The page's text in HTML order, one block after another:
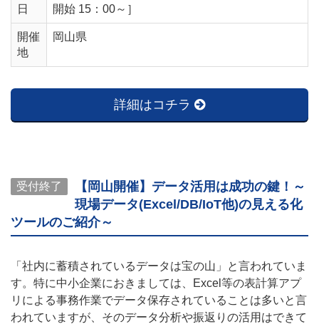
日
開始 15：00～］
開催
地
岡山県
詳細はコチラ
受付終了
【岡山開催】データ活用は成功の鍵！～
現場データ(Excel/DB/IoT他)の見える化
ツールのご紹介～
「社内に蓄積されているデータは宝の山」と言われていま
す。特に中小企業におきましては、Excel等の表計算アプ
リによる事務作業でデータ保存されていることは多いと言
われていますが、そのデータ分析や振返りの活用はできて